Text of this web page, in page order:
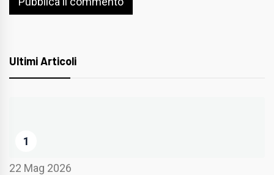
Ultimi Articoli
1
22 Mag 2026